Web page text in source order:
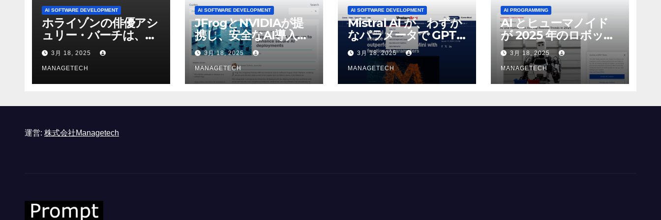
AI SOFTWARE DEVELOPMENT
ホライゾンの俳優アシ
ュリー・バーチは、ソ
ニーのAIアロイのビデ
オを見て「ゲームパフ
ォーマンスという芸術
形式に不安を感じた」
3月 18, 2025
MANAGETECH
AI SOFTWARE DEVELOPMENT
JFrogとNVIDIAが提
携し、安全なAI導入を
強化
3月 18, 2025
MANAGETECH
AI SOFTWARE DEVELOPMENT
Mistral AI が、わずか
なパラメータで GPT-
4o Mini を上回る新し
いオープンソース モ
デルをリリース |
VentureBeat
3月 18, 2025
MANAGETECH
AI PROGRAMMING
AI とヒューマノイド
が 2025 年のロボット
のトップトレンドに |
ASSEMBLY
3月 18, 2025
MANAGETECH
運営: 株式会社Managetech